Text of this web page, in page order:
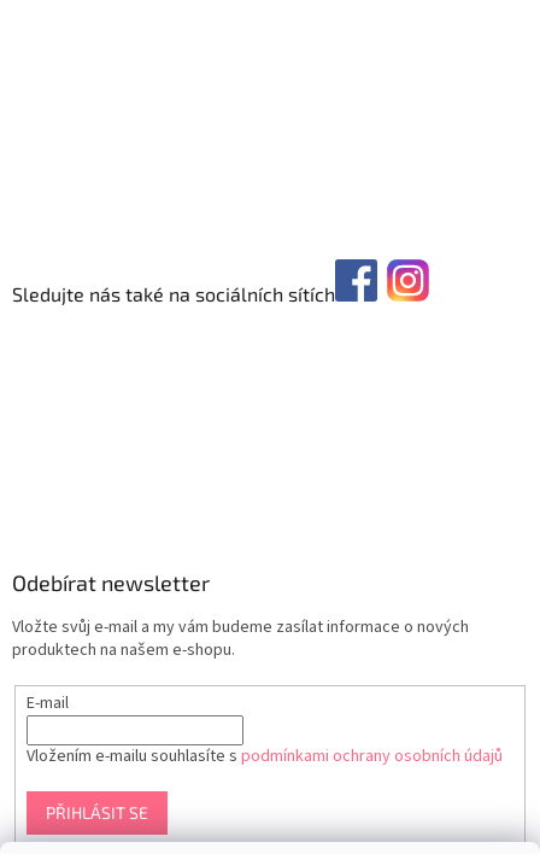
Sledujte nás také na sociálních sítích
Odebírat newsletter
Vložte svůj e-mail a my vám budeme zasílat informace o nových
produktech na našem e-shopu.
E-mail
Vložením e-mailu souhlasíte s podmínkami ochrany osobních údajů
PŘIHLÁSIT SE